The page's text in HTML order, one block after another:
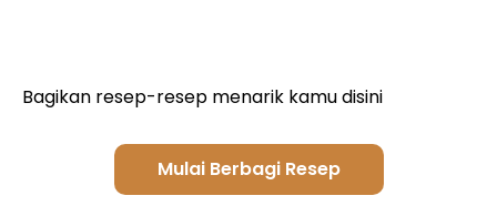
Bagikan resep-resep menarik kamu disini
Mulai Berbagi Resep